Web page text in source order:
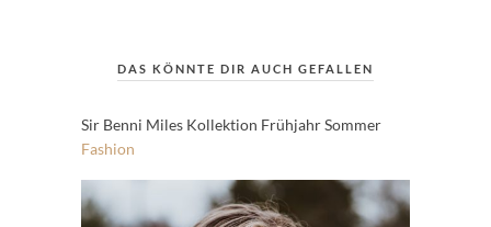
DAS KÖNNTE DIR AUCH GEFALLEN
Sir Benni Miles Kollektion Frühjahr Sommer
Fashion